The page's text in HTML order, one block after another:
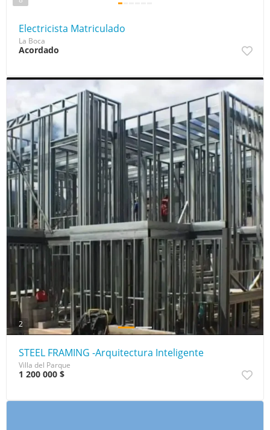
Electricista Matriculado
La Boca
Acordado
2
STEEL FRAMING -Arquitectura Inteligente
Villa del Parque
1 200 000 $